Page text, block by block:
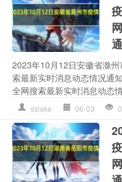
2023年10月12日安徽省滁
索最新实时消息动态情况通
全网搜索最新实时消息动态
sslake 06-03 0